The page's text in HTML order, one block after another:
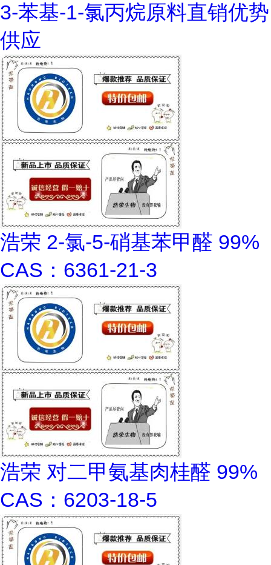
3-苯基-1-氯丙烷原料直销优势
供应
浩荣 2-氯-5-硝基苯甲醛 99%
CAS：6361-21-3
浩荣 对二甲氨基肉桂醛 99%
CAS：6203-18-5